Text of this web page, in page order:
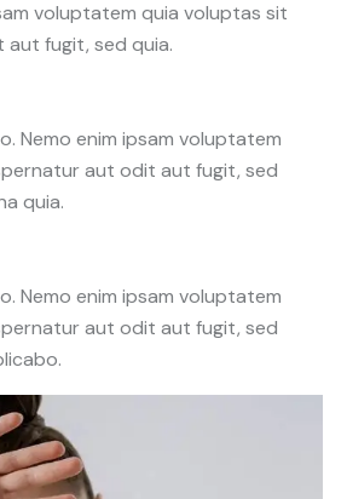
voluptatem quia voluptas sit
fugit, sed quia.
Nemo enim ipsam voluptatem
aut odit aut fugit, sed
quia.
Nemo enim ipsam voluptatem
aut odit aut fugit, sed